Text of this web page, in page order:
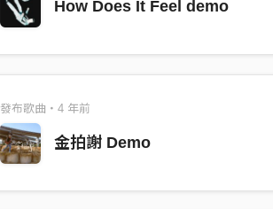
How Does It Feel demo
發布歌曲・4 年前
金拍謝 Demo